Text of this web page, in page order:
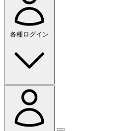
各種ログイン